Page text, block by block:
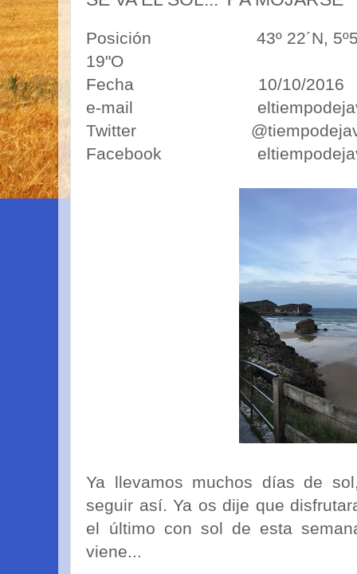
Posición 43º 22´N, 5º50´O
19"O
Fecha 10/10/2016
e-mail
Twitter
Facebook
Ya llevamos muchos días de
seguir así. Ya os dije que
el último con sol de esta
viene...